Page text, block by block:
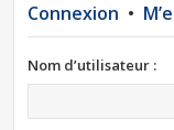
Connexion •
Nom d’utilisateur :